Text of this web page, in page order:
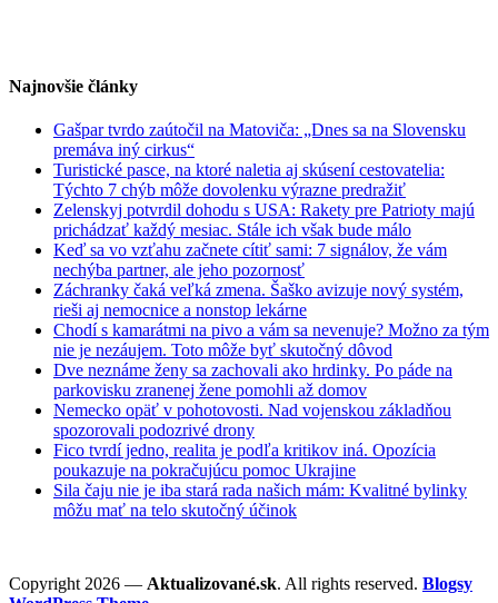
Najnovšie články
Gašpar tvrdo zaútočil na Matoviča: „Dnes sa na Slovensku
premáva iný cirkus“
Turistické pasce, na ktoré naletia aj skúsení cestovatelia:
Týchto 7 chýb môže dovolenku výrazne predražiť
Zelenskyj potvrdil dohodu s USA: Rakety pre Patrioty majú
prichádzať každý mesiac. Stále ich však bude málo
Keď sa vo vzťahu začnete cítiť sami: 7 signálov, že vám
nechýba partner, ale jeho pozornosť
Záchranky čaká veľká zmena. Šaško avizuje nový systém,
rieši aj nemocnice a nonstop lekárne
Chodí s kamarátmi na pivo a vám sa nevenuje? Možno za tým
nie je nezáujem. Toto môže byť skutočný dôvod
Dve neznáme ženy sa zachovali ako hrdinky. Po páde na
parkovisku zranenej žene pomohli až domov
Nemecko opäť v pohotovosti. Nad vojenskou základňou
spozorovali podozrivé drony
Fico tvrdí jedno, realita je podľa kritikov iná. Opozícia
poukazuje na pokračujúcu pomoc Ukrajine
Sila čaju nie je iba stará rada našich mám: Kvalitné bylinky
môžu mať na telo skutočný účinok
Copyright 2026 — Aktualizované.sk. All rights reserved. Blogsy